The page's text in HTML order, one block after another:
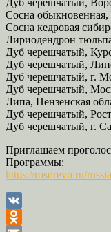
Сосна обыкновенная,
Сосна кедровая
Лириодендрон
Дуб черешчатый,
Дуб черешчатый,
Дуб черешчатый, г.
Дуб черешчатый,
Липа, Пензенская
Дуб черешчатый,
Дуб черешчатый, г.
Приглашаем
Программы:
https://rosdrevo.ru/
VK